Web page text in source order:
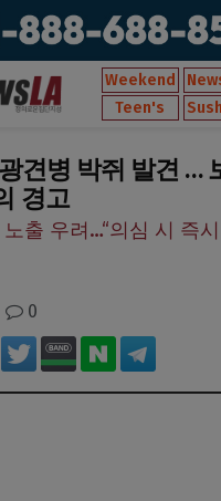
Weekend
Teen's
견병 박쥐 발견 …
경고
노출 우려…“의심 시 즉
0